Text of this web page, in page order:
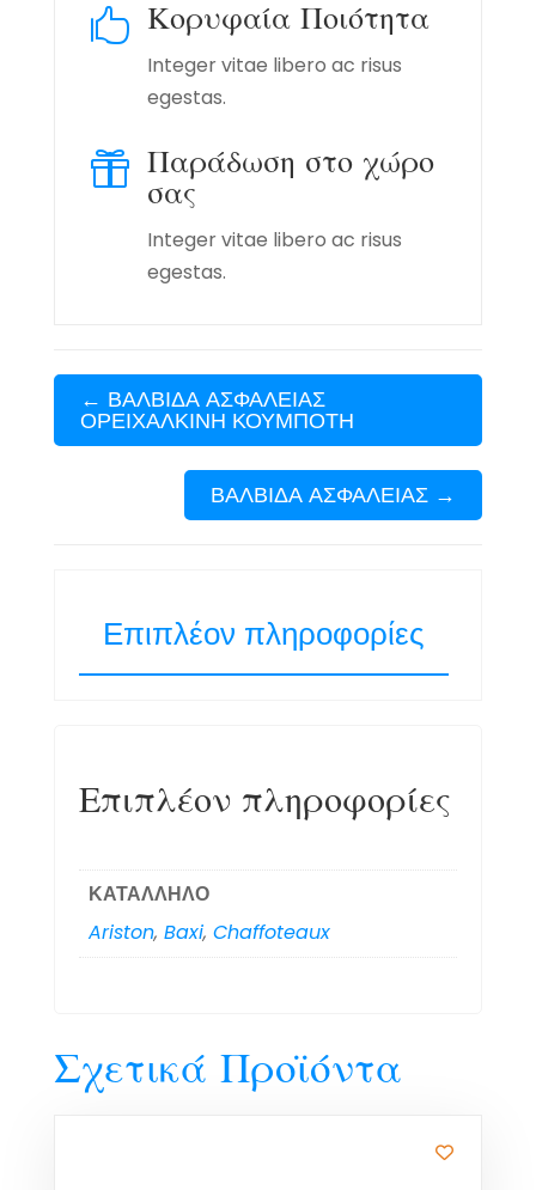
 Κορυφαία Ποιότητα
Integer vitae libero ac risus
egestas.
 Παράδωση στο χώρο
σας
Integer vitae libero ac risus
egestas.
← ΒΑΛΒΙΔΑ ΑΣΦΑΛΕΙΑΣ
ΟΡΕΙΧΑΛΚΙΝΗ ΚΟΥΜΠΟΤΗ
ΒΑΛΒΙΔΑ ΑΣΦΑΛΕΙΑΣ →
Επιπλέον πληροφορίες
Επιπλέον πληροφορίες
ΚΑΤΑΛΛΗΛΟ
Ariston, Baxi, Chaffoteaux
Σχετικά Προϊόντα